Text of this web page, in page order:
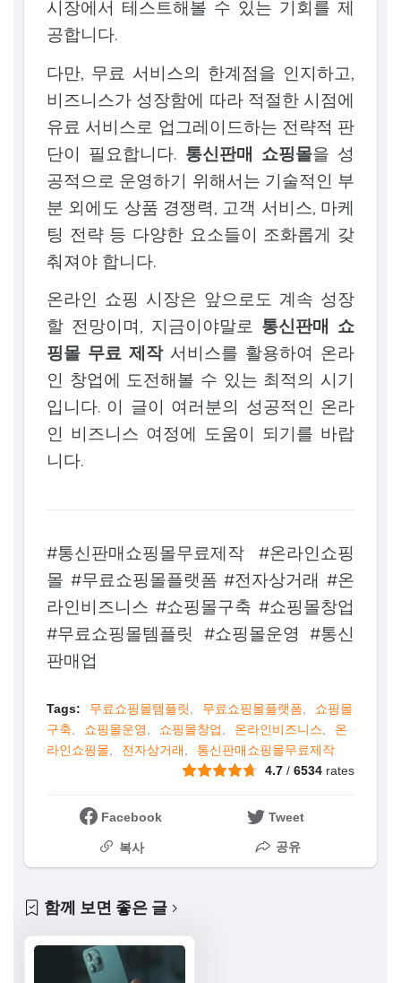
시장에서 테스트해볼 수 있는 기회를 제
공합니다.
다만, 무료 서비스의 한계점을 인지하고,
비즈니스가 성장함에 따라 적절한 시점에
유료 서비스로 업그레이드하는 전략적 판
단이 필요합니다. 통신판매 쇼핑몰을 성
공적으로 운영하기 위해서는 기술적인 부
분 외에도 상품 경쟁력, 고객 서비스, 마케
팅 전략 등 다양한 요소들이 조화롭게 갖
춰져야 합니다.
온라인 쇼핑 시장은 앞으로도 계속 성장
할 전망이며, 지금이야말로 통신판매 쇼
핑몰 무료 제작서비스를 활용하여 온라
인 창업에 도전해볼 수 있는 최적의 시기
입니다. 이 글이 여러분의 성공적인 온라
인 비즈니스 여정에 도움이 되기를 바랍
니다.
#통신판매쇼핑몰무료제작 #온라인쇼핑
몰 #무료쇼핑몰플랫폼 #전자상거래 #온
라인비즈니스 #쇼핑몰구축 #쇼핑몰창업
#무료쇼핑몰템플릿 #쇼핑몰운영 #통신
판매업
Tags: 무료쇼핑몰템플릿 무료쇼핑몰플랫폼
쇼핑몰
구축
쇼핑몰운영 쇼핑몰창업 온라인비즈니스
온
라인쇼핑몰
전자상거래
통신판매쇼핑몰무료제작
4.7 /6534 rates
Facebook Tweet
복사 공유
함께 보면 좋은 글